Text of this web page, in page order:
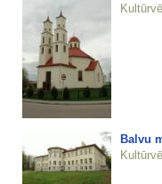
Balvu